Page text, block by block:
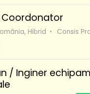
Hibrid
Consis
/ Inginer